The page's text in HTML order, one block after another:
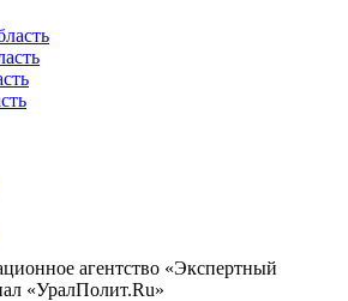
агентство «Экспертный
«УралПолит.Ru»